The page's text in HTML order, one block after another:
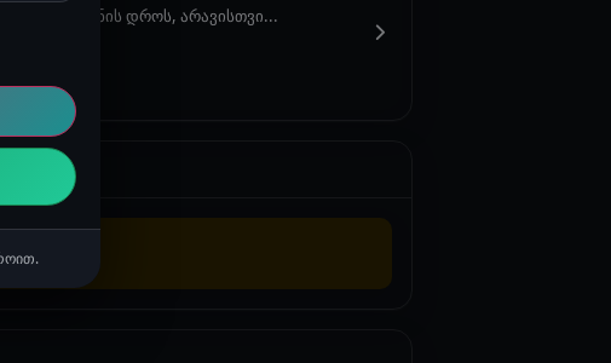
ყოფნის დროს, არავისთვი...